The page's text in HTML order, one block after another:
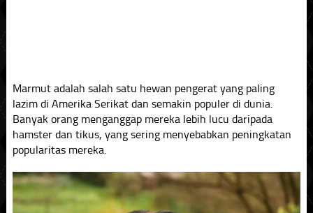
Marmut adalah salah satu hewan pengerat yang paling
lazim di Amerika Serikat dan semakin populer di dunia.
Banyak orang menganggap mereka lebih lucu daripada
hamster dan tikus, yang sering menyebabkan peningkatan
popularitas mereka.